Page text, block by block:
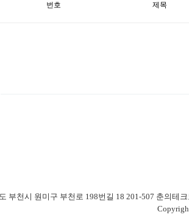
번호 제목
부천시 원미구 부천로 198번길 18 201-507 춘